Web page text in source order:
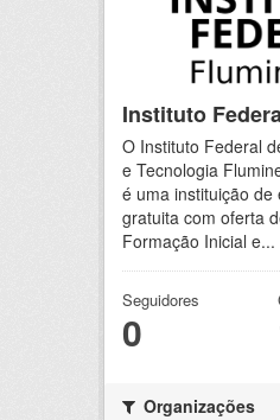
Instituto
O Instituto Federal
e Tecnologia
é uma instituição
gratuita com oferta
Formação Inicial e...
Seguidores
0
Organizações